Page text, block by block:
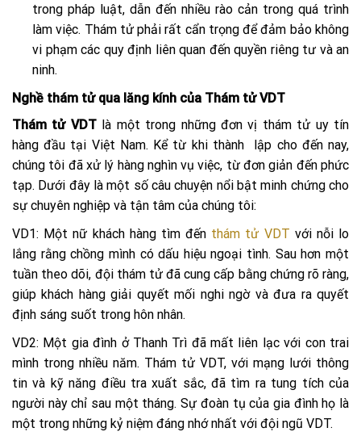
trong pháp luật, dẫn đến nhiều rào cản trong quá trình
làm việc. Thám tử phải rất cẩn trọng để đảm bảo không
vi phạm các quy định liên quan đến quyền riêng tư và an
ninh.
Nghề thám tử qua lăng kính của Thám tử VDT
Thám tử VDTlà một trong những đơn vị thám tử uy tín
hàng đầu tại Việt Nam. Kể từ khi thành lập cho đến nay,
chúng tôi đã xử lý hàng nghìn vụ việc, từ đơn giản đến phức
tạp. Dưới đây là một số câu chuyện nổi bật minh chứng cho
sự chuyên nghiệp và tận tâm của chúng tôi:
VD1: Một nữ khách hàng tìm đến thám tử VDT với nỗi lo
lắng rằng chồng mình có dấu hiệu ngoại tình. Sau hơn một
tuần theo dõi, đội thám tử đã cung cấp bằng chứng rõ ràng,
giúp khách hàng giải quyết mối nghi ngờ và đưa ra quyết
định sáng suốt trong hôn nhân.
VD2: Một gia đình ở Thanh Trì đã mất liên lạc với con trai
mình trong nhiều năm. Thám tử VDT, với mạng lưới thông
tin và kỹ năng điều tra xuất sắc, đã tìm ra tung tích của
người này chỉ sau một tháng. Sự đoàn tụ của gia đình họ là
một trong những kỷ niệm đáng nhớ nhất với đội ngũ VDT.